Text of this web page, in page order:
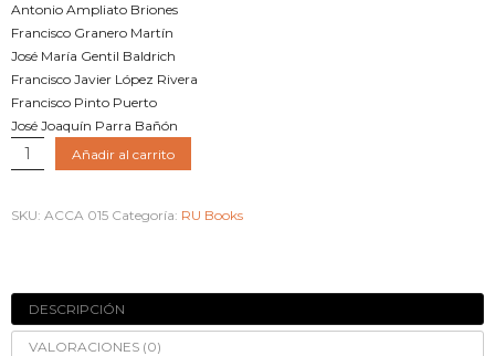
Antonio Ampliato Briones
Francisco Granero Martín
José María Gentil Baldrich
Francisco Javier López Rivera
Francisco Pinto Puerto
José Joaquín Parra Bañón
ACCA_015.
Análisis
comunicación
arquitectura
cantidad
Añadir al carrito
SKU: ACCA 015 Categoría: RU Books
DESCRIPCIÓN
VALORACIONES (0)